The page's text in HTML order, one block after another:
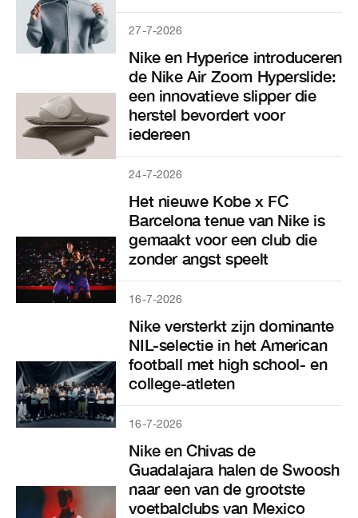
27-7-2026
Nike en Hyperice introduceren
de Nike Air Zoom Hyperslide:
een innovatieve slipper die
herstel bevordert voor
iedereen
24-7-2026
Het nieuwe Kobe x FC
Barcelona tenue van Nike is
gemaakt voor een club die
zonder angst speelt
16-7-2026
Nike versterkt zijn dominante
NIL-selectie in het American
football met high school- en
college-atleten
16-7-2026
Nike en Chivas de
Guadalajara halen de Swoosh
naar een van de grootste
voetbalclubs van Mexico